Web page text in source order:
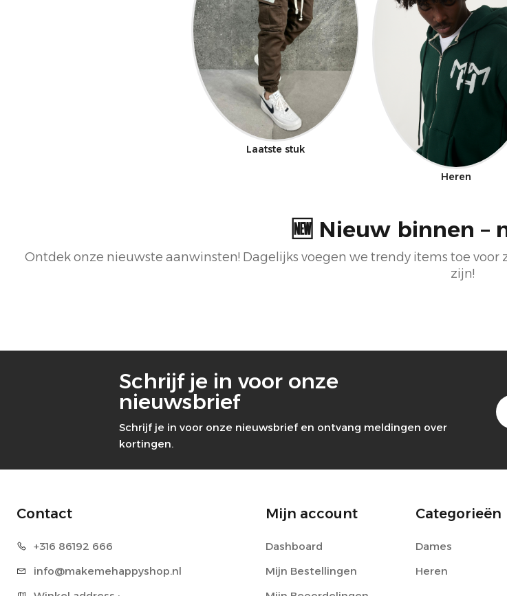
Laatste stuk
Heren
🆕 Nieuw binnen –
Ontdek onze nieuwste aanwinsten! Dagelijks voegen we trendy items toe
zijn!
Schrijf je in voor onze
nieuwsbrief
Schrijf je in voor onze nieuwsbrief en ontvang meldingen over
kortingen.
Contact
+316 86192 666
info@makemehappyshop.nl
Mijn account
Dashboard
Mijn Bestellingen
Categorieën
Dames
Heren